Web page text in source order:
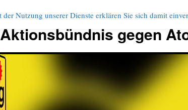
gegen
Nutzung unserer Dienste erklären Sie sich damit